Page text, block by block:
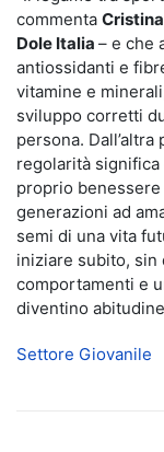
commenta
Dole Italia – e che
antiossidanti e
vitamine e
sviluppo corretti
persona.
regolarità
proprio
generazioni ad
semi di una vita
iniziare subito, sin
comportamenti e
diventino
Settore Giovanile